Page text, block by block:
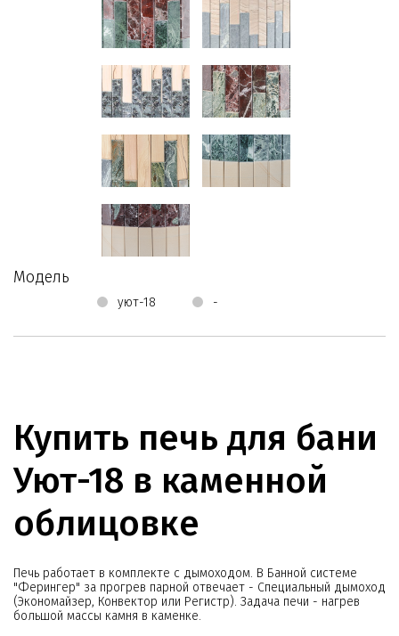
Модель
уют-18 -
Купить печь для бани
Уют-18 в каменной
облицовке
Печь работает в комплекте с дымоходом. В Банной системе
"Ферингер" за прогрев парной отвечает - Специальный дымоход
(Экономайзер, Конвектор или Регистр). Задача печи - нагрев
большой массы камня в каменке.